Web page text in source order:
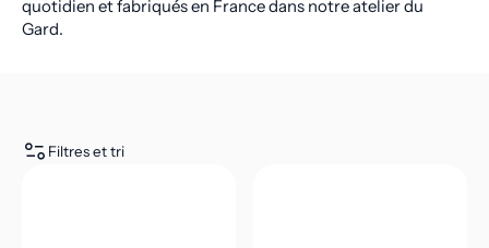
quotidien et fabriqués en France dans notre atelier du
Gard.
Filtres et tri